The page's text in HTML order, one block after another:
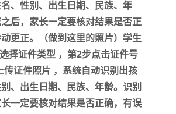
、性别、出生日期、民族、年
后，家长一定要核对结果是否正
更正。（做到这里的照片）学生
择证件类型 ，第2步点击证件号
传证件照片 ，系统自动识别出孩
、出生日期、民族、年龄。识别
一定要核对结果是否正确，有误